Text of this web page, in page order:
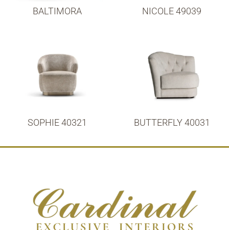
BALTIMORA NICOLE 49039
SOPHIE 40321 BUTTERFLY 40031